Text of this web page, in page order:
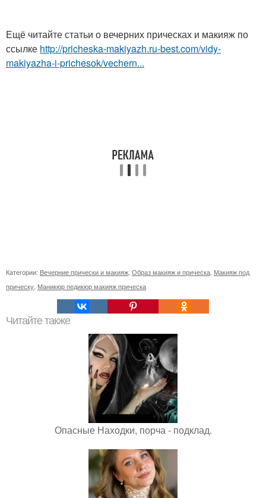
Ещё читайте статьи о вечерних прическах и макияж по
ссылке http://pricheska-makiyazh.ru-best.com/vidy-
makiyazha-i-prichesok/vechern...
Категории: Вечерние прически и макияж Образ макияж и прическа Макияж под
прическу Маникюр педикюр макияж прическа
Читайте также
Опасные Находки, порча - подклад.